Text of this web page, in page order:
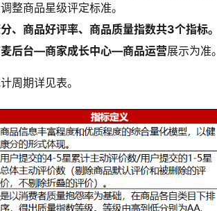
整商品星级评定标准。
、商品好评率、商品质量指数共3个指标。
后台—商家成长中心—商品运营展示为准。
周期详见表。